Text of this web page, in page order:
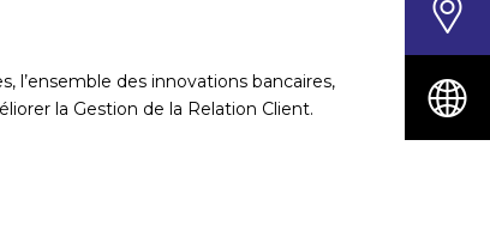
l’ensemble des innovations bancaires,
la Gestion de la Relation Client.